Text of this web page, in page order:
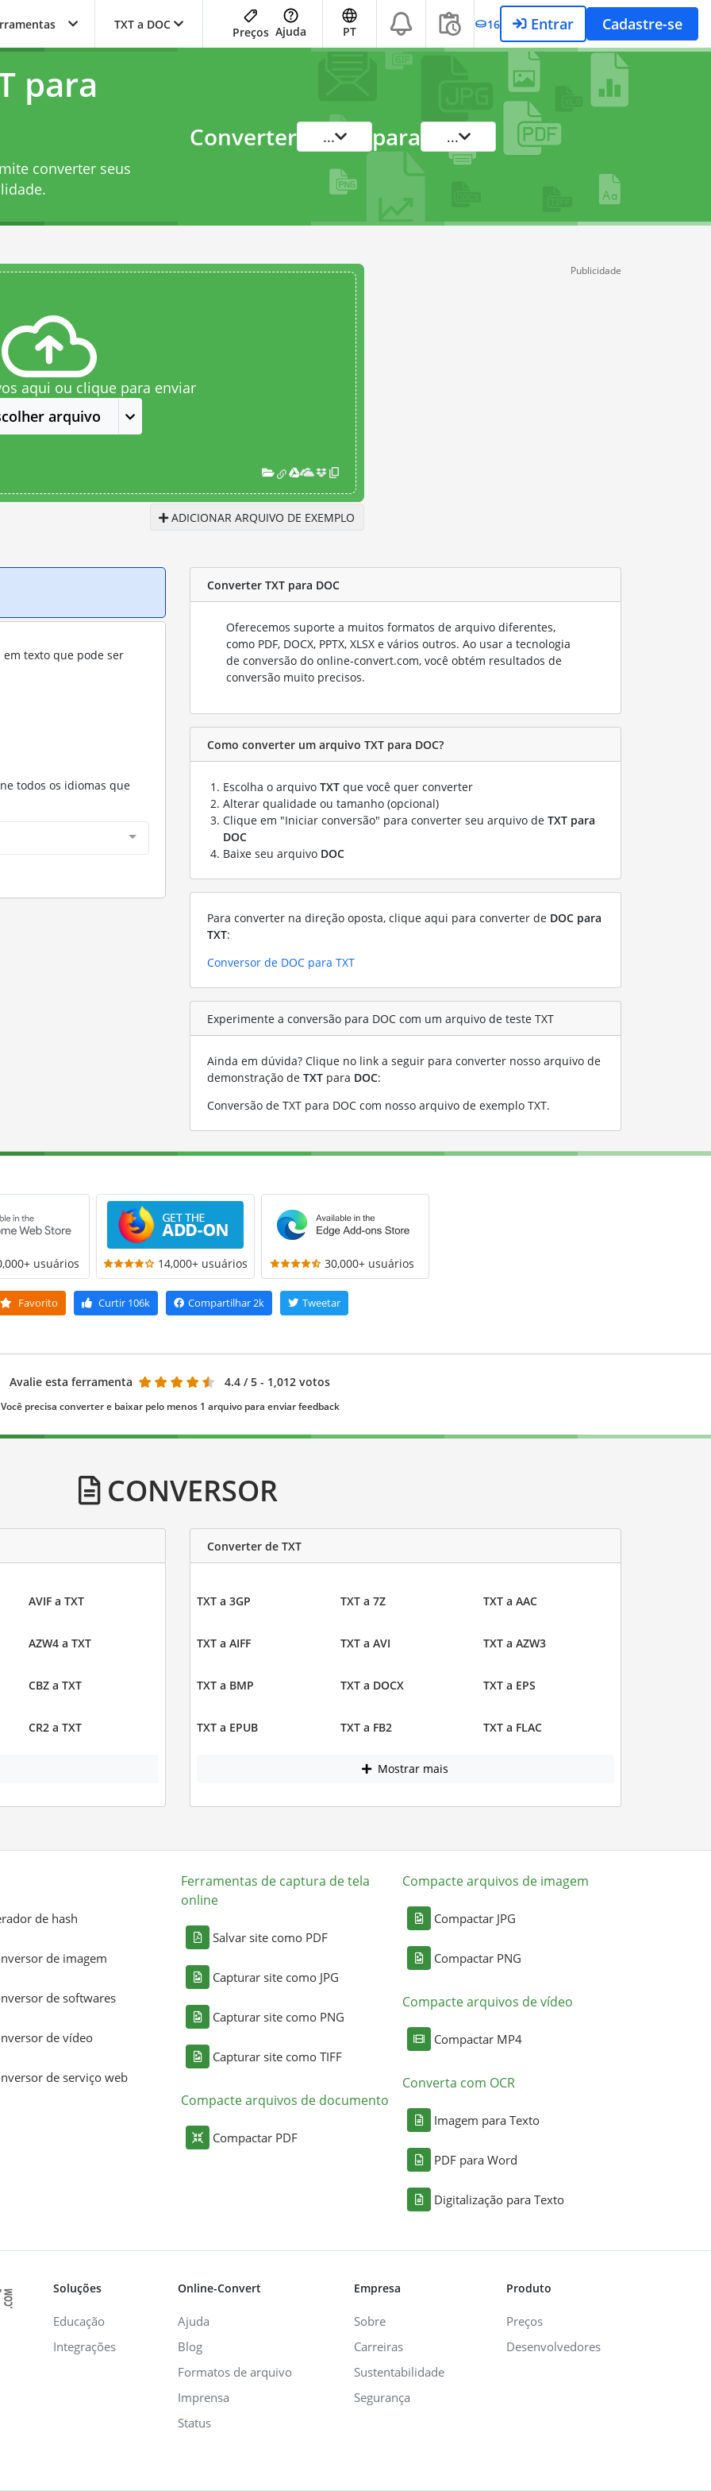
TXT a DOC
Preços Ajuda PT 16 Entrar Cadastre-se
para
converter seus
Converter ... para ...
aqui ou clique para enviar
arquivo
ADICIONAR ARQUIVO DE EXEMPLO
Publicidade
texto que pode ser
todos os idiomas que
Converter TXT para DOC
Oferecemos suporte a muitos formatos de arquivo diferentes,
como PDF, DOCX, PPTX, XLSX e vários outros. Ao usar a tecnologia
de conversão do online-convert.com, você obtém resultados de
conversão muito precisos.
Como converter um arquivo TXT para DOC?
Escolha o arquivo TXT que você quer converter
Alterar qualidade ou tamanho (opcional)
Clique em "Iniciar conversão" para converter seu arquivo de TXT para
DOC
Baixe seu arquivo DOC
Para converter na direção oposta, clique aqui para converter de DOC para
TXT:
Conversor de DOC para TXT
Experimente a conversão para DOC com um arquivo de teste TXT
Ainda em dúvida? Clique no link a seguir para converter nosso arquivo de
demonstração de TXT para DOC:
Conversão de TXT para DOC com nosso arquivo de exemplo TXT.
usuários 14,000+ usuários 30,000+ usuários
Favorito Curtir106k Compartilhar2k Tweetar
Avalie esta ferramenta 4.4 / 5 - 1,012 votos
Você precisa converter e baixar pelo menos 1 arquivo para enviar feedback
CONVERSOR
AVIF a TXT
AZW4 a TXT
CBZ a TXT
CR2 a TXT
Converter de TXT
TXT a 3GP TXT a 7Z TXT a AAC
TXT a AIFF TXT a AVI TXT a AZW3
TXT a BMP TXT a DOCX TXT a EPS
TXT a EPUB TXT a FB2 TXT a FLAC
Mostrar mais
de hash
de imagem
de softwares
de vídeo
de serviço web
Ferramentas de captura de tela
online
Salvar site como PDF
Capturar site como JPG
Capturar site como PNG
Capturar site como TIFF
Compacte arquivos de documento
Compactar PDF
Compacte arquivos de imagem
Compactar JPG
Compactar PNG
Compacte arquivos de vídeo
Compactar MP4
Converta com OCR
Imagem para Texto
PDF para Word
Digitalização para Texto
Soluções
Educação
Integrações
Online-Convert
Ajuda
Blog
Formatos de arquivo
Imprensa
Status
Empresa
Sobre
Carreiras
Sustentabilidade
Segurança
Produto
Preços
Desenvolvedores